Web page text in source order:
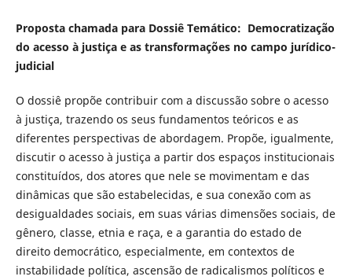
Proposta chamada para Dossiê Temático: Democratização
do acesso à justiça e as transformações no campo jurídico-
judicial
O dossiê propõe contribuir com a discussão sobre o acesso
à justiça, trazendo os seus fundamentos teóricos e as
diferentes perspectivas de abordagem. Propõe, igualmente,
discutir o acesso à justiça a partir dos espaços institucionais
constituídos, dos atores que nele se movimentam e das
dinâmicas que são estabelecidas, e sua conexão com as
desigualdades sociais, em suas várias dimensões sociais, de
gênero, classe, etnia e raça, e a garantia do estado de
direito democrático, especialmente, em contextos de
instabilidade política, ascensão de radicalismos políticos e